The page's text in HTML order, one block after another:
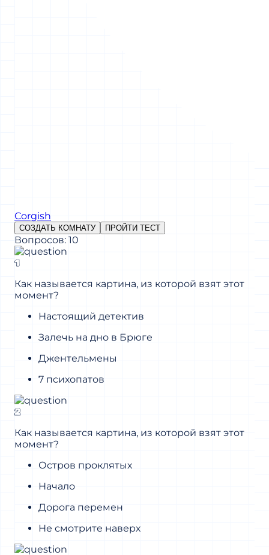
Corgish
СОЗДАТЬ КОМНАТУ ПРОЙТИ ТЕСТ
Вопросов: 10
1
Как называется картина, из которой взят этот
момент?
Настоящий детектив
Залечь на дно в Брюге
Джентельмены
7 психопатов
2
Как называется картина, из которой взят этот
момент?
Остров проклятых
Начало
Дорога перемен
Не смотрите наверх